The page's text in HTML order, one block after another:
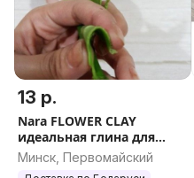
13 р.
Nara FLOWER CLAY
идеальная глина для
лепки цветов
Минск, Первомайский